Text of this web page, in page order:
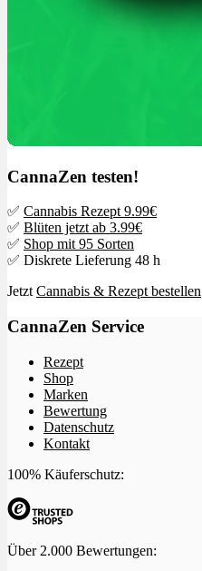
CannaZen testen!
✅ Cannabis Rezept 9.99€
✅ Blüten jetzt ab 3.99€
✅ Shop mit 95 Sorten
✅ Diskrete Lieferung 48 h
Jetzt Cannabis & Rezept bestellen
CannaZen Service
Rezept
Shop
Marken
Bewertung
Datenschutz
Kontakt
100% Käuferschutz:
Über 2.000 Bewertungen: